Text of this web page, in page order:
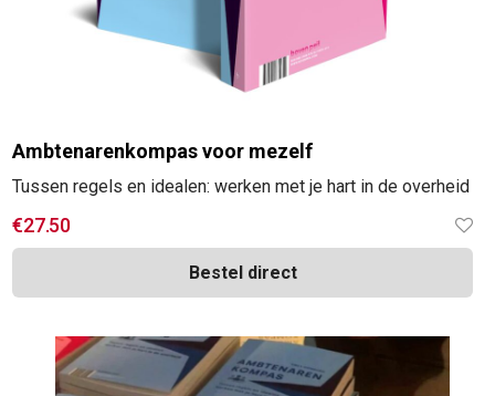
Ambtenarenkompas voor mezelf
Tussen regels en idealen: werken met je hart in de overheid
€27.50
Bestel direct